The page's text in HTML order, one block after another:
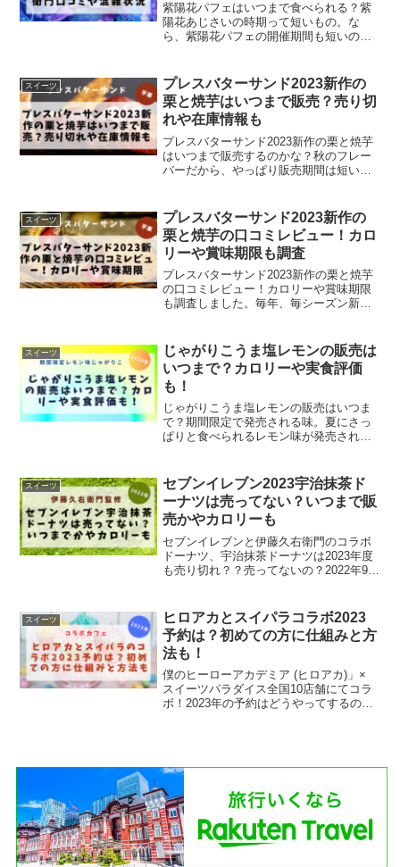
紫陽花パフェはいつまで食べられる？紫
陽花あじさいの時期って短いもの。な
ら、紫陽花パフェの開催期間も短いので
チェックしておきたいですね。この記事
では2023年京都伊藤久右...
スイーツ
プレスバターサンド2023新作の
栗と焼芋はいつまで販売？売り切
れや在庫情報も
プレスバターサンド2023新作の栗と焼芋
はいつまで販売するのかな？秋のフレー
バーだから、やっぱり販売期間は短いの
どんな感じなのか調べてみました。
9/1(金)より秋の新作...
スイーツ
プレスバターサンド2023新作の
栗と焼芋の口コミレビュー！カロ
リーや賞味期限も調査
プレスバターサンド2023新作の栗と焼芋
の口コミレビュー！カロリーや賞味期限
も調査しました。毎年、毎シーズン新し
よね。2023年秋に発売された新作は「焼
芋（焼芋ブリュレ...
スイーツ
じゃがりこうま塩レモンの販売は
いつまで？カロリーや実食評価
も！
じゃがりこうま塩レモンの販売はいつま
で？期間限定で発売される味。夏にさっ
ぱりと食べられるレモン味が発売されま
んてことも多いもの。いつまで販売して
いるのかチェックして、食...
スイーツ
セブンイレブン2023宇治抹茶ド
ーナツは売ってない？いつまで販
売かやカロリーも
セブンイレブンと伊藤久右衛門のコラボ
ドーナツ、宇治抹茶ドーナツは2023年度
も売り切れ？？売ってないの？2022年9月
も大きかった、ドーナツ。今回は買える
の？2023年...
スイーツ
ヒロアカとスイパラコラボ2023
予約は？初めての方に仕組みと方
法も！
僕のヒーローアカデミア (ヒロアカ)」×
スイーツパラダイス全国10店舗にてコラ
ボ！2023年の予約はどうやってするの？